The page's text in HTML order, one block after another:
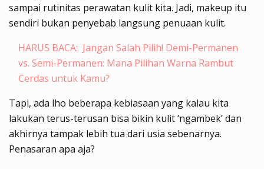
sampai rutinitas perawatan kulit kita. Jadi, makeup itu
sendiri bukan penyebab langsung penuaan kulit.
HARUS BACA: Jangan Salah Pilih! Demi-Permanen
vs. Semi-Permanen: Mana Pilihan Warna Rambut
Cerdas untuk Kamu?
Tapi, ada lho beberapa kebiasaan yang kalau kita
lakukan terus-terusan bisa bikin kulit ‘ngambek’ dan
akhirnya tampak lebih tua dari usia sebenarnya.
Penasaran apa aja?